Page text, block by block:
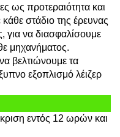
ως προτεραιότητα και
κάθε στάδιο της έρευνας
για να διασφαλίσουμε
μηχανήματος.
βελτιώνουμε τα
εξοπλισμό λέιζερ
εντός 12 ωρών και